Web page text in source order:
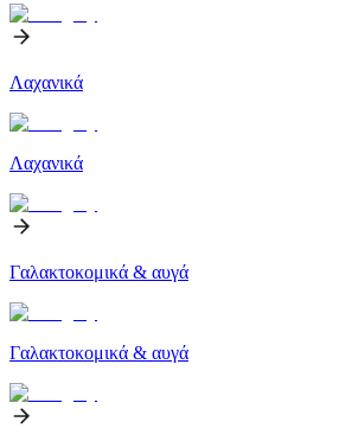
Λαχανικά
Λαχανικά
Γαλακτοκομικά & αυγά
Γαλακτοκομικά & αυγά